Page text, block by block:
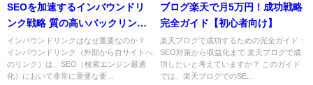
SEOを加速するインバウンドリ
ンク戦略 質の高いバックリンク
で競合を超える方法
インバウンドリンクはなぜ重要なのか？
インバウンドリンク（外部から自サイトへ
のリンク）は、SEO（検索エンジン最適
化）において非常に重要な要...
ブログ楽天で月5万円！成功戦略
完全ガイド【初心者向け】
楽天ブログで成功するための完全ガイド：
SEO対策から収益化まで 楽天ブログで成
功したいと考えていますか？ このガイド
では、楽天ブログでのSE...